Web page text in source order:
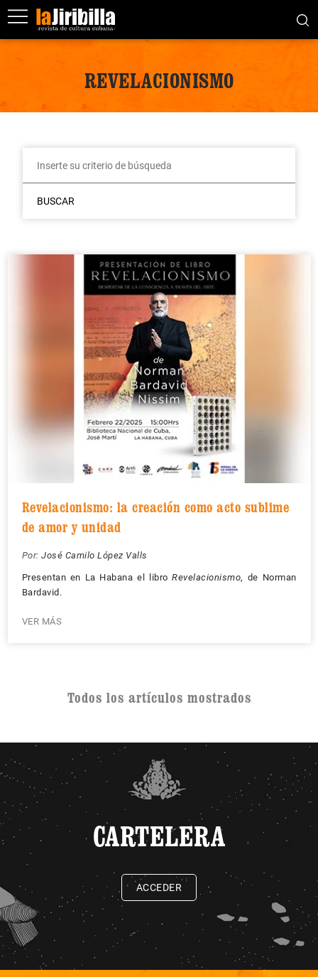
REVELACIONISMO
BUSCAR
Revelacionismo: la creación como acto sublime
de amor y unidad
Por: José Camilo López Valls
Presentan en La Habana el libroRevelacionismo, de Norman
Bardavid.
VER MÁS
Todos los artículos mostrados
CARTELERA
ACCEDER